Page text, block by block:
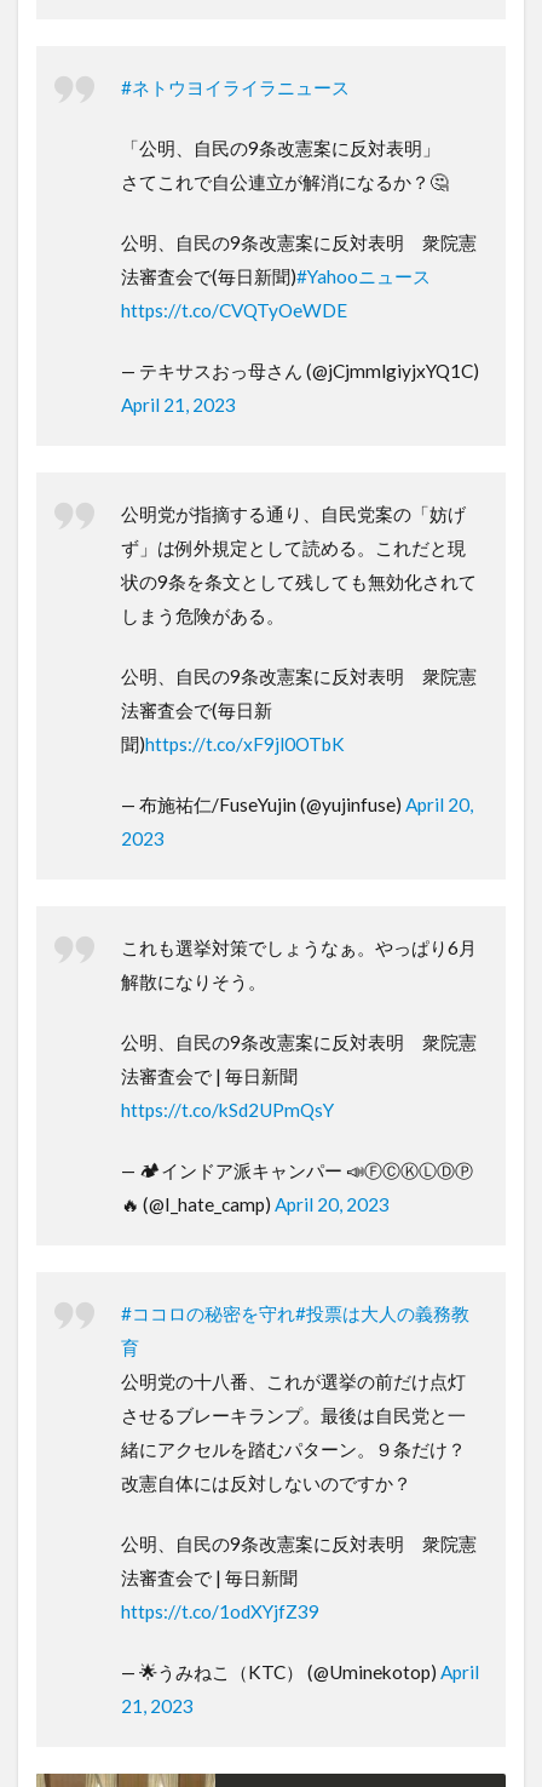
#ネトウヨイライラニュース
「公明、自民の9条改憲案に反対表明」
さてこれで自公連立が解消になるか？🤔
公明、自民の9条改憲案に反対表明 衆院憲
法審査会で(毎日新聞)#Yahooニュース
https://t.co/CVQTyOeWDE
— テキサスおっ母さん (@jCjmmlgiyjxYQ1C)
April 21, 2023
公明党が指摘する通り、自民党案の「妨げ
ず」は例外規定として読める。これだと現
状の9条を条文として残しても無効化されて
しまう危険がある。
公明、自民の9条改憲案に反対表明 衆院憲
法審査会で(毎日新
聞)https://t.co/xF9jl0OTbK
— 布施祐仁/FuseYujin (@yujinfuse) April 20,
2023
これも選挙対策でしょうなぁ。やっぱり6月
解散になりそう。
公明、自民の9条改憲案に反対表明 衆院憲
法審査会で | 毎日新聞
https://t.co/kSd2UPmQsY
— 🏕インドア派キャンパー 📣ⒻⒸⓀⓁⒹⓅ
🔥 (@I_hate_camp) April 20, 2023
#ココロの秘密を守れ#投票は大人の義務教
育
公明党の十八番、これが選挙の前だけ点灯
させるブレーキランプ。最後は自民党と一
緒にアクセルを踏むパターン。９条だけ？
改憲自体には反対しないのですか？
公明、自民の9条改憲案に反対表明 衆院憲
法審査会で | 毎日新聞
https://t.co/1odXYjfZ39
— 🌟うみねこ（KTC） (@Uminekotop) April
21, 2023